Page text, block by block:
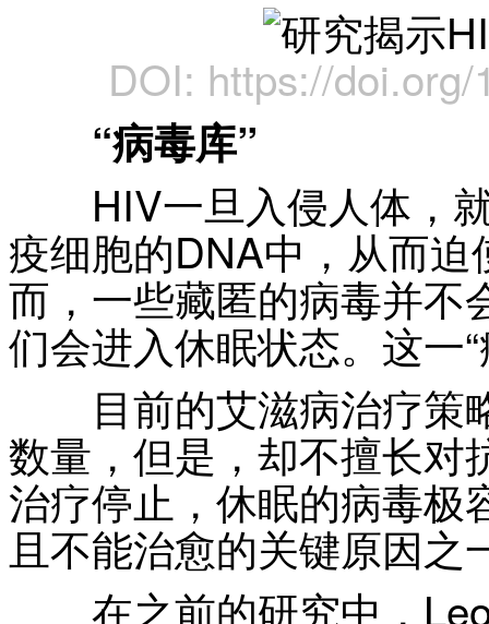
DOI: https://
“病毒库”
HIV一旦入侵人体，就
疫细胞的DNA中，从而
而，一些藏匿的病毒并不
们会进入休眠状态。这一
目前的艾滋病治疗策
数量，但是，却不擅长对
治疗停止，休眠的病毒极
且不能治愈的关键原因之
在之前的研究中，